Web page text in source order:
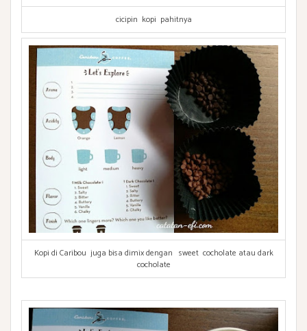
cicipin kopi pahitnya
Kopi di Caribou juga bisa dimix dengan sweet cocholate atau dark
cocholate